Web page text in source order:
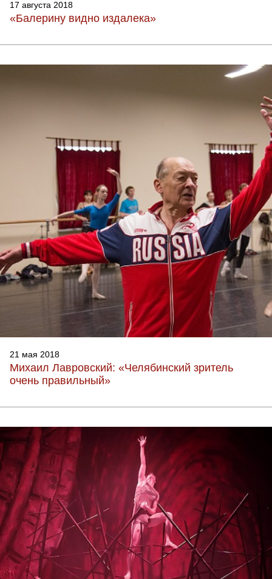
17 августа 2018
«Балерину видно издалека»
21 мая 2018
Михаил Лавровский: «Челябинский зритель
очень правильный»